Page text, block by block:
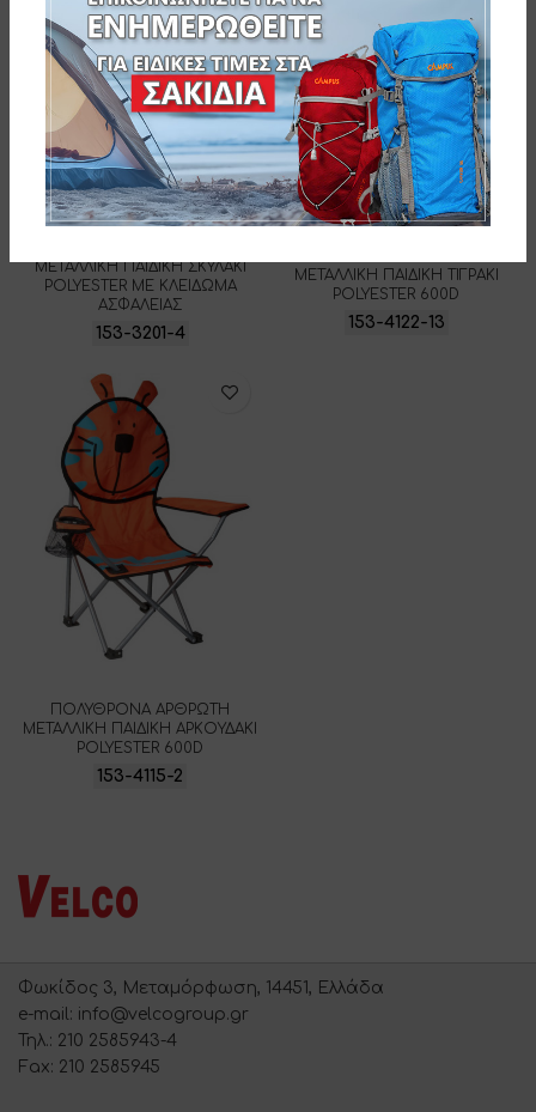
ΜΕΤΑΛΛΙΚΗ ΠΑΙΔΙΚΗ ΣΚΥΛΑΚΙ
POLYESTER ΜΕ ΚΛΕΙΔΩΜΑ
ΑΣΦΑΛΕΙΑΣ
153-3201-4
ΜΕΤΑΛΛΙΚΗ ΠΑΙΔΙΚΗ ΤΙΓΡΑΚΙ
POLYESTER 600D
153-4122-13
ΠΟΛΥΘΡΟΝΑ ΑΡΘΡΩΤΗ
ΜΕΤΑΛΛΙΚΗ ΠΑΙΔΙΚΗ ΑΡΚΟΥΔΑΚΙ
POLYESTER 600D
153-4115-2
Φωκίδος 3, Μεταμόρφωση, 14451, Ελλάδα
e-mail: info@velcogroup.gr
Τηλ.: 210 2585943-4
Fax: 210 2585945